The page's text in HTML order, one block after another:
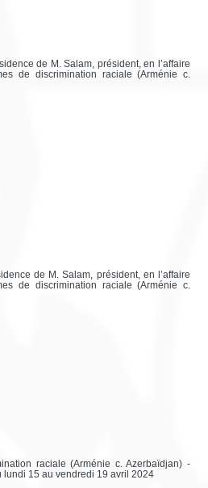
de M. Salam, président, en l’affaire
de discrimination raciale (Arménie c.
de M. Salam, président, en l’affaire
de discrimination raciale (Arménie c.
raciale (Arménie c. Azerbaïdjan) -
lundi 15 au vendredi 19 avril 2024